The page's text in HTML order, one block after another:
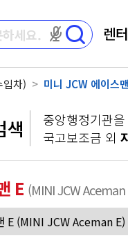
마이크 권한이 필요합
렌
입차) 미니 JCW 에이스
색
중앙행정기관
국고보조금 외
E (MINI JCW Aceman